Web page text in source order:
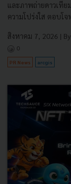
และภาพถ่ายดาวเที
ความโปร่งใส ตอบโ
สิงหาคม 7, 2026 | By
0
PR News arcgis